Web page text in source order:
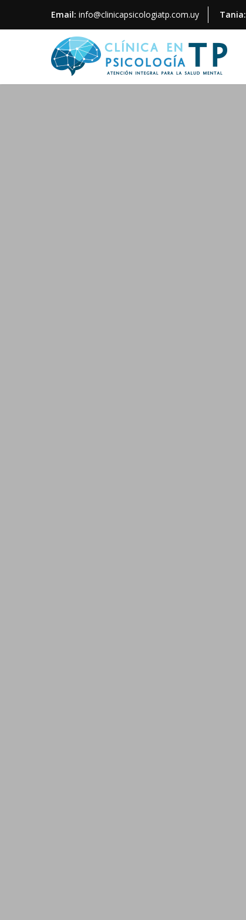
Email: info@clinicapsicologiatp.com.uy Tania: